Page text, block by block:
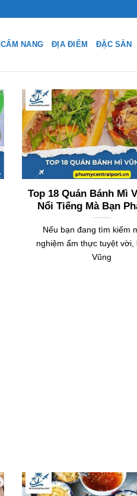
CẨM NANG ĐỊA ĐIỂM ĐẶC SẢN
Top 18 Quán Bánh Mì
Nổi Tiếng Mà Bạn
Nếu bạn đang tìm kiếm
nghiệm ẩm thực tuyệt vời,
Vũng